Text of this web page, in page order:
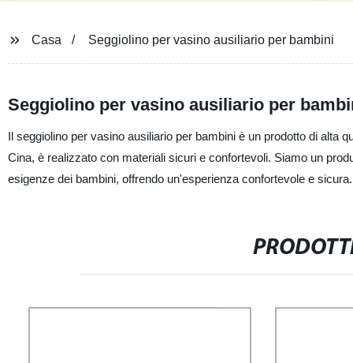
Casa Seggiolino per vasino ausiliario per bambini
Seggiolino per vasino ausiliario per
Il seggiolino per vasino ausiliario per bambini è un prodotto di alta
Cina, è realizzato con materiali sicuri e confortevoli. Siamo un
esigenze dei bambini, offrendo un'esperienza confortevole e sicura.